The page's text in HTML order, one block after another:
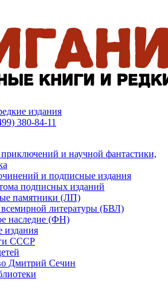
издания
380-84-11
и научной фантастики,
и подписные издания
подписных изданий
памятники (ЛП)
всемирной литературы (БВЛ)
наследие (ФН)
издания
СССР
Дмитрий Сечин